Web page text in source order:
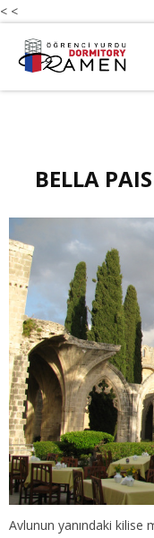
< <
BELLA
Avlunun yanındaki kilise